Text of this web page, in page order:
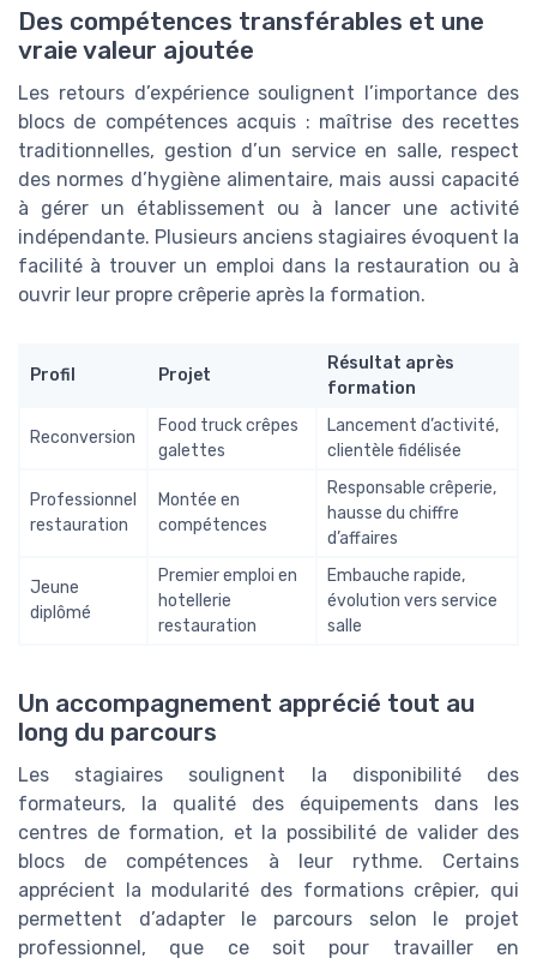
Des compétences transférables et une
vraie valeur ajoutée
Les retours d’expérience soulignent l’importance des
blocs de compétences acquis : maîtrise des recettes
traditionnelles, gestion d’un service en salle, respect
des normes d’hygiène alimentaire, mais aussi capacité
à gérer un établissement ou à lancer une activité
indépendante. Plusieurs anciens stagiaires évoquent la
facilité à trouver un emploi dans la restauration ou à
ouvrir leur propre crêperie après la formation.
Profil Projet
Résultat après
formation
Reconversion
Food truck crêpes
galettes
Lancement d’activité,
clientèle fidélisée
Professionnel
restauration
Montée en
compétences
Responsable crêperie,
hausse du chiffre
d’affaires
Jeune
diplômé
Premier emploi en
hotellerie
restauration
Embauche rapide,
évolution vers service
salle
Un accompagnement apprécié tout au
long du parcours
Les stagiaires soulignent la disponibilité des
formateurs, la qualité des équipements dans les
centres de formation, et la possibilité de valider des
blocs de compétences à leur rythme. Certains
apprécient la modularité des formations crêpier, qui
permettent d’adapter le parcours selon le projet
professionnel, que ce soit pour travailler en